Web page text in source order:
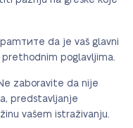
da je vaš glavni
poglavljima.
zaboravite da nije
predstavljanje
vašem istraživanju.